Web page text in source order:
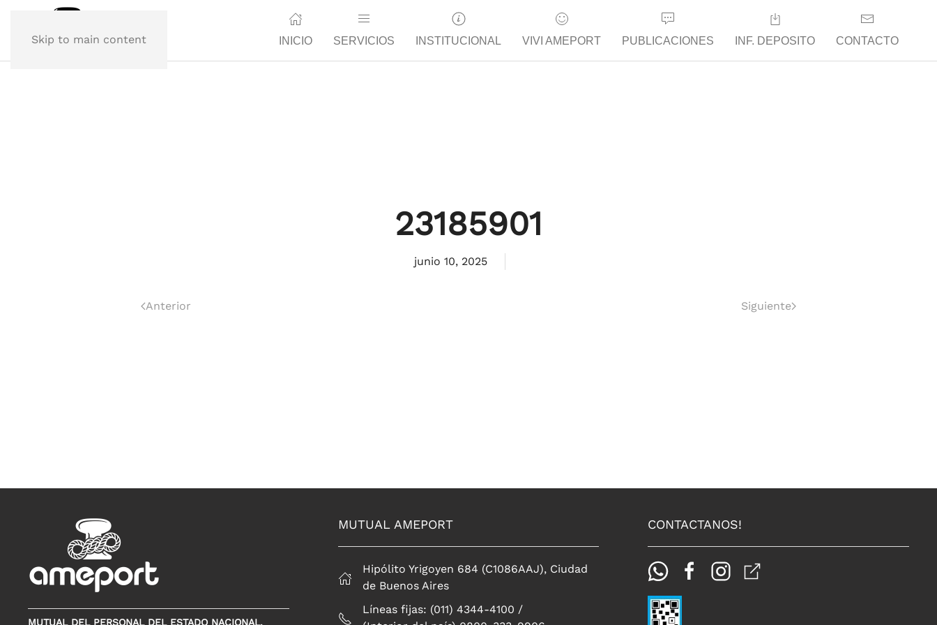
Skip to main content INICIO SERVICIOS INSTITUCIONAL VIVI AMEPORT PUBLICACIONES INF. DEPOSITO CONTACTO
23185901
junio 10, 2025
Anterior Siguiente
MUTUAL DEL PERSONAL DEL ESTADO NACIONAL,
MUTUAL AMEPORT
Hipólito Yrigoyen 684 (C1086AAJ), Ciudad
de Buenos Aires
Líneas fijas: (011) 4344-4100 /
CONTACTANOS!